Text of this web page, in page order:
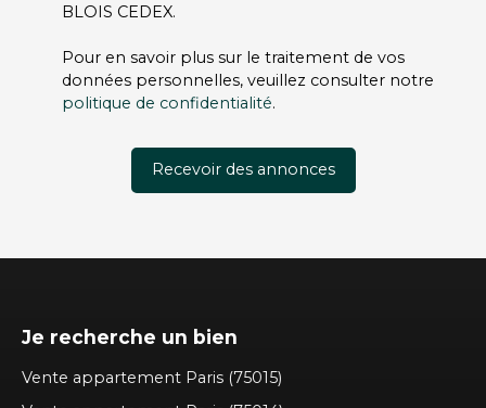
BLOIS CEDEX.
Pour en savoir plus sur le traitement de vos
données personnelles, veuillez consulter notre
politique de confidentialité.
Recevoir des annonces
Je recherche un bien
Vente appartement Paris (75015)